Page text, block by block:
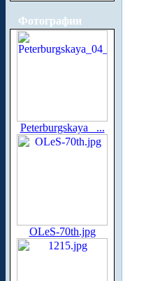
Фотографии
Peterburgskaya_ ...
OLeS-70th.jpg